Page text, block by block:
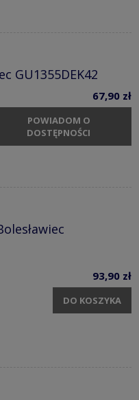
GU1355DEK42
67,90 zł
POWIADOM O
DOSTĘPNOŚCI
93,90 zł
DO KOSZYKA